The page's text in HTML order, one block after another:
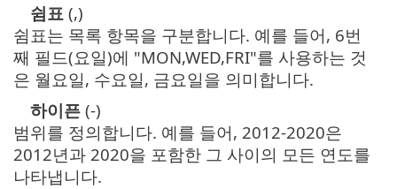
쉼표 (,)
쉼표는 목록 항목을 구분합니다. 예를 들어, 6번
째 필드(요일)에 "MON,WED,FRI"를 사용하는 것
은 월요일, 수요일, 금요일을 의미합니다.
하이픈 (-)
범위를 정의합니다. 예를 들어, 2012-2020은
2012년과 2020을 포함한 그 사이의 모든 연도를
나타냅니다.